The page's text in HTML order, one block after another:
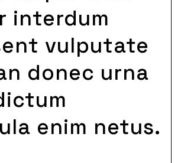
interdum
vulputate
donec urna
enim netus.